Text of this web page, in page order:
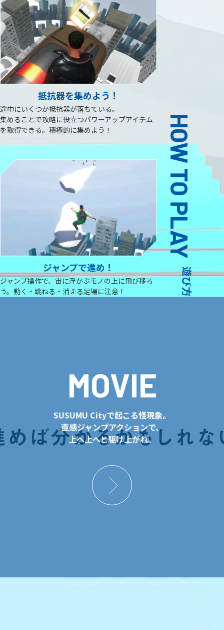
HOW TO PLAY
遊び方
ジャンプで進め！
ジャンプ操作で、宙に浮かぶモノの上に飛び移ろ
う。動く・跳ねる・消える足場に注意！
抵抗器を集めよう！
途中にいくつか抵抗器が落ちている。
集めることで攻略に役立つパワーアップアイテム
を取得できる。積極的に集めよう！
MOVIE
SUSUMU Cityで起こる怪現象。
直感ジャンプアクションで、
上へ上へと駆け上がれ。